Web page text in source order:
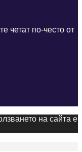
четат по-често от
на сайта е